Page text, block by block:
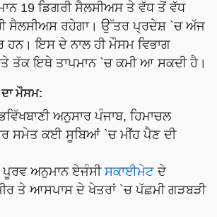
19 ਡਿਗਰੀ ਸੈਲਸੀਅਸ ਤੇ ਵੱਧ ਤੋਂ ਵੱਧ
ਸੈਲਸੀਅਸ ਰਹੇਗਾ। ਉੱਤਰ ਪ੍ਰਦੇਸ਼ `ਚ ਅੱਜ
ਇਸ ਦੇ ਨਾਲ ਹੀ ਮੌਸਮ ਵਿਭਾਗ
ਤੱਕ ਇਥੇ ਤਾਪਮਾਨ `ਚ ਕਮੀ ਆ ਸਕਦੀ ਹੈ।
ਮੌਸਮ:
ਅਨੁਸਾਰ ਪੰਜਾਬ, ਹਿਮਾਚਲ
ਸਮੇਤ ਕਈ ਸੂਬਿਆਂ `ਚ ਮੀਂਹ ਪੈਣ ਦੀ
ਪੂਰਵ ਅਨੁਮਾਨ ਏਜੰਸੀ ਸਕਾਈਮੇਟ ਦੇ
ਤੇ ਆਸਪਾਸ ਦੇ ਖੇਤਰਾਂ `ਚ ਪੱਛਮੀ ਗੜਬੜੀ